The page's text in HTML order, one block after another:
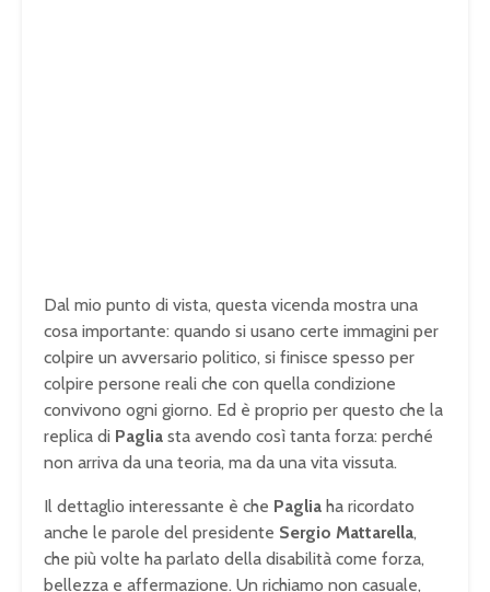
Dal mio punto di vista, questa vicenda mostra una
cosa importante: quando si usano certe immagini per
colpire un avversario politico, si finisce spesso per
colpire persone reali che con quella condizione
convivono ogni giorno. Ed è proprio per questo che la
replica di Paglia sta avendo così tanta forza: perché
non arriva da una teoria, ma da una vita vissuta.
Il dettaglio interessante è che Paglia ha ricordato
anche le parole del presidente Sergio Mattarella,
che più volte ha parlato della disabilità come forza,
bellezza e affermazione. Un richiamo non casuale,